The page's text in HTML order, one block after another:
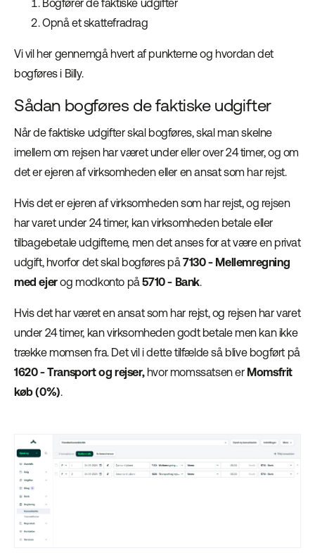
Bogfører de faktiske udgifter
Opnå et skattefradrag
Vi vil her gennemgå hvert af punkterne og hvordan det
bogføres i Billy.
Sådan bogføres de faktiske udgifter
Når de faktiske udgifter skal bogføres, skal man skelne
imellem om rejsen har været under eller over 24 timer, og om
det er ejeren af virksomheden eller en ansat som har rejst.
Hvis det er ejeren af virksomheden som har rejst, og rejsen
har varet under 24 timer, kan virksomheden betale eller
tilbagebetale udgifterne, men det anses for at være en privat
udgift, hvorfor det skal bogføres på7130 - Mellemregning
med ejerog modkonto på5710 - Bank.
Hvis det har været en ansat som har rejst, og rejsen har varet
under 24 timer, kan virksomheden godt betale men kan ikke
trække momsen fra. Det vil i dette tilfælde så blive bogført på
1620 - Transport og rejser,hvor momssatsen er Momsfrit
køb (0%).